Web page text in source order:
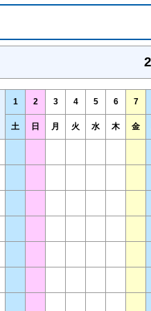
1 2 3 4 5 6 7
土 日 月 火 水 木 金